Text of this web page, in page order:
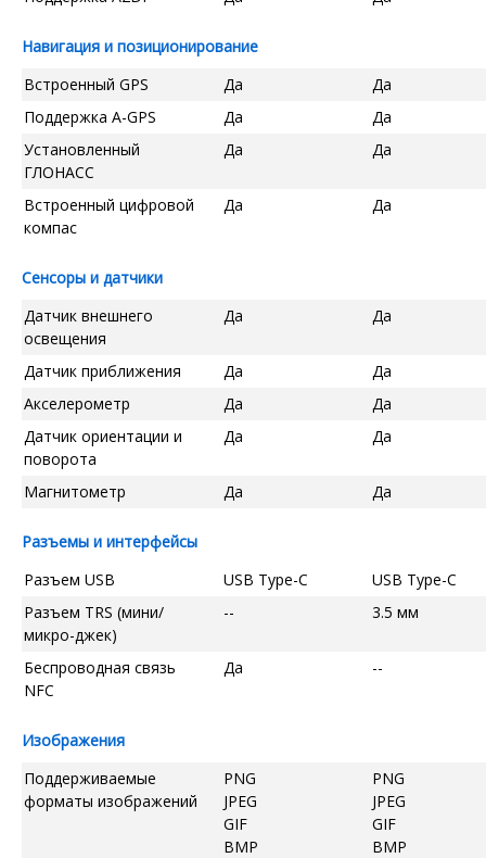
Навигация и позиционирование
Встроенный GPS
Да
Да
Поддержка A-GPS
Да
Да
Установленный
ГЛОНАСС
Да Да
Встроенный цифровой
компас
Да Да
Сенсоры и датчики
Датчик внешнего
освещения
Да Да
Датчик приближения Да
Да
Акселерометр
Да
Да
Датчик ориентации и
поворота
Да Да
Магнитометр Да Да
Разъемы и интерфейсы
Разъем USB
USB Type-C
USB Type-C
Разъем TRS (мини/
микро-джек)
-- 3.5 мм
Беспроводная связь
NFC
Да --
Изображения
Поддерживаемые
форматы изображений
PNG
JPEG
GIF
BMP
PNG
JPEG
GIF
BMP